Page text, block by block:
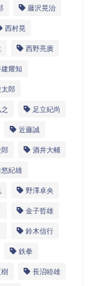
藤沢晃治
西村晃
西野亮廣
耀知
太郎
之 足立紀尚
近藤誠
郎 酒井大輔
悠紀雄
野澤卓央
金子哲雄
鈴木信行
鉄拳
樹 長沼睦雄